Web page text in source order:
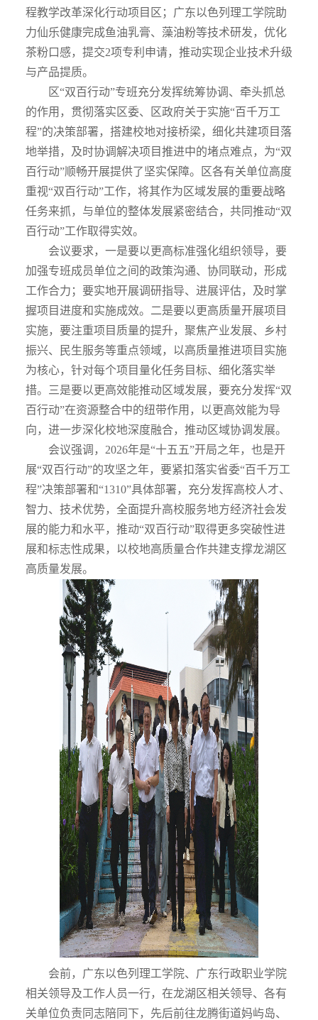
程教学改革深化行动项目区；广东以色列理工学院助
力仙乐健康完成鱼油乳膏、藻油粉等技术研发，优化
茶粉口感，提交2项专利申请，推动实现企业技术升级
与产品提质。
区“双百行动”专班充分发挥统筹协调、牵头抓总
的作用，贯彻落实区委、区政府关于实施“百千万工
程”的决策部署，搭建校地对接桥梁，细化共建项目落
地举措，及时协调解决项目推进中的堵点难点，为“双
百行动”顺畅开展提供了坚实保障。区各有关单位高度
重视“双百行动”工作，将其作为区域发展的重要战略
任务来抓，与单位的整体发展紧密结合，共同推动“双
百行动”工作取得实效。
会议要求， 一是要以更高标准强化组织领导， 要
加强专班成员单位之间的政策沟通、协同联动，形成
工作合力；要实地开展调研指导、进展评估，
及时掌
握项目进度和实施成效。 二是要以更高质量开展项目
实施， 要注重项目质量的提升，聚焦产业发展、乡村
振兴、民生服务等重点领域，以高质量推进项目实施
为核心，针对每个项目 量化任务目标、细化落实举
措。 三是要以更高效能推动区域发展， 要充分发挥“双
百行动”在资源整合中的纽带作用，以更高效能为导
向，进一步深化校地深度融合，推动区域协调发展。
会议强调， 2026年是“十五五”开局之年，也是开
展“双百行动”的攻坚之年，要紧扣落实省委“百千万工
程”决策部署和“1310”具体部署，充分发挥高校人才、
智力、技术优势，全面提升高校服务地方经济社会发
展的能力和水平，推动“双百行动”取得更多突破性进
展和标志性成果，以校地高质量合作共建支撑龙湖区
高质量发展。
会前，广东以色列理工学院、广东行政职业学院
相关领导及工作人员一行，在龙湖区相关领导、各有
关单位负责同志陪同下，先后前往龙腾街道妈屿岛、